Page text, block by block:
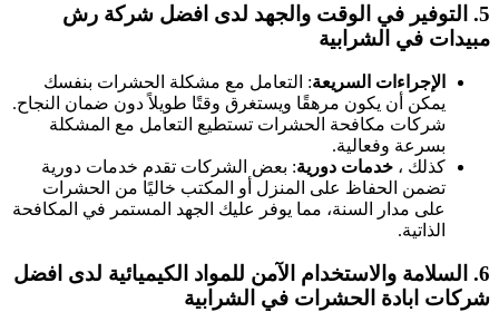
التوفير في الوقت والجهدلدى افضل شركة رش
في الشرابية
الإجراءات السريعة: التعامل مع مشكلة الحشرات بنفسك
يمكن أن يكون مرهقًا ويستغرق وقتًا طويلاً دون ضمان النجاح.
شركات مكافحة الحشرات تستطيع التعامل مع المشكلة
بسرعة وفعالية.
كذلك ، خدمات دورية: بعض الشركات تقدم خدمات دورية
تضمن الحفاظ على المنزل أو المكتب خاليًا من الحشرات
على مدار السنة، مما يوفر عليك الجهد المستمر في المكافحة
الذاتية.
السلامة والاستخدام الآمن للمواد الكيميائيةلدى افضل
ابادة الحشرات في الشرابية